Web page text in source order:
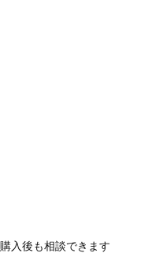
購入後も相談できます